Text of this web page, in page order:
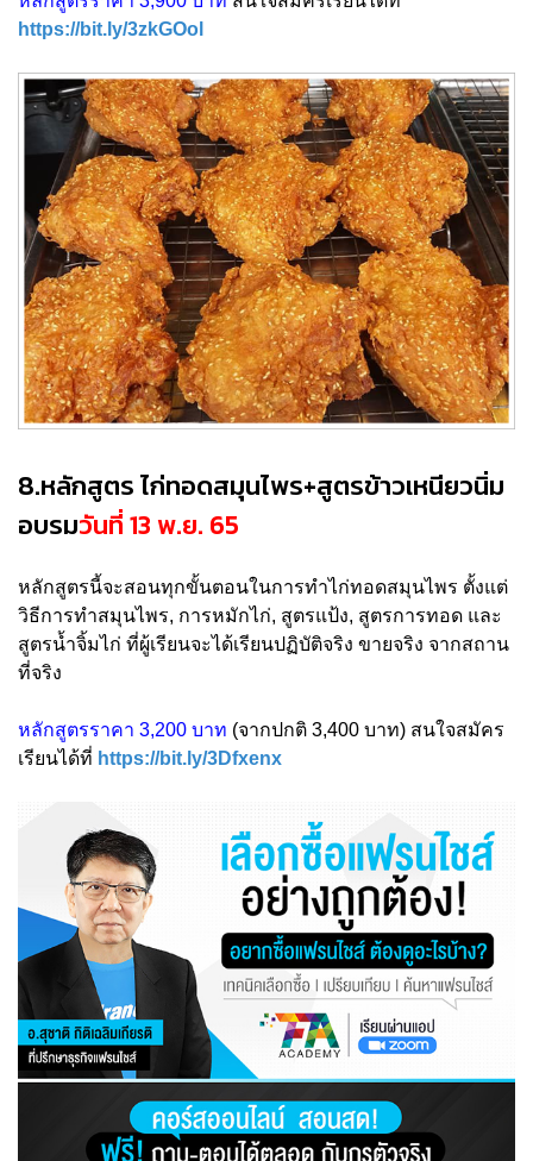
https://bit.ly/3zkGOol
8.หลักสูตร ไก่ทอดสมุนไพร+สูตรข้าวเหนียวนิ่ม
อบรมวันที่ 13 พ.ย. 65
หลักสูตรนี้จะสอนทุกขั้นตอนในการทำไก่ทอดสมุนไพร ตั้งแต่
วิธีการทำสมุนไพร, การหมักไก่, สูตรแป้ง, สูตรการทอด และ
สูตรน้ำจิ้มไก่ ที่ผู้เรียนจะได้เรียนปฏิบัติจริง ขายจริง จากสถาน
ที่จริง
หลักสูตรราคา 3,200 บาท (จากปกติ 3,400 บาท) สนใจสมัคร
เรียนได้ที่ https://bit.ly/3Dfxenx